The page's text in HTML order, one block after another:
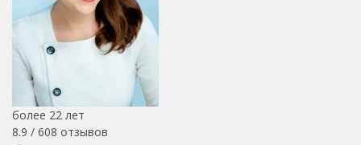
более 22 лет
8.9 / 608 отзывов